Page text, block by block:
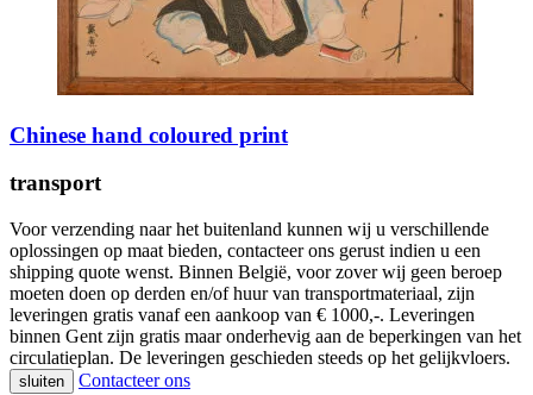
Chinese hand coloured print
transport
Voor verzending naar het buitenland kunnen wij u verschillende
oplossingen op maat bieden, contacteer ons gerust indien u een
shipping quote wenst. Binnen België, voor zover wij geen beroep
moeten doen op derden en/of huur van transportmateriaal, zijn
leveringen gratis vanaf een aankoop van € 1000,-. Leveringen
binnen Gent zijn gratis maar onderhevig aan de beperkingen van het
circulatieplan. De leveringen geschieden steeds op het gelijkvloers.
sluiten Contacteer ons